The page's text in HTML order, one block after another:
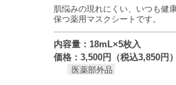
肌悩みの現れにくい、いつも健
保つ薬用マスクシートです。
内容量：18mL×5枚入
価格：3,500円（税込3,850円）
医薬部外品